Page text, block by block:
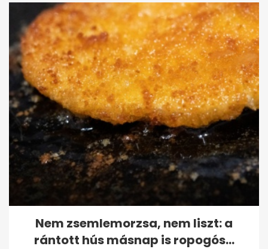
Nem zsemlemorzsa, nem liszt: a
rántott hús másnap is ropogós...